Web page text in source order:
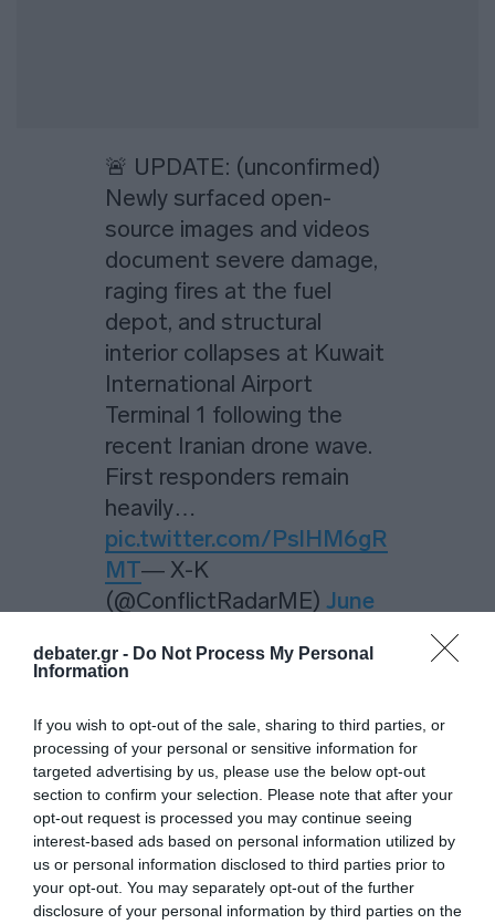
debater.gr - Do Not Process My Personal
Information
If you wish to opt-out of the sale, sharing to third parties, or
processing of your personal or sensitive information for
targeted advertising by us, please use the below opt-out
section to confirm your selection. Please note that after your
opt-out request is processed you may continue seeing
interest-based ads based on personal information utilized by
us or personal information disclosed to third parties prior to
your opt-out. You may separately opt-out of the further
disclosure of your personal information by third parties on the
🚨 UPDATE: (unconfirmed)
Newly surfaced open-
source images and videos
document severe damage,
raging fires at the fuel
depot, and structural
interior collapses at Kuwait
International Airport
Terminal 1 following the
recent Iranian drone wave.
First responders remain
heavily…
pic.twitter.com/PslHM6gR
MT— X-K
(@ConflictRadarME) June
Το
“καταδικάζει έντονα την αποικιοκρατική
χρήση από τις ΗΠΑ του εδάφους και
υποδομών χωρών της περιοχής για να
εξαπολύσουν τις επιθετικές ενέργειές τους
εναντίον του Ιράν”, ενώ υπογράμμισε ότι οι
ηγέτες του Κουβέιτ και του Μπαχρέιν
φέρουν “άμεση και ξεκάθαρη ευθύνη” για